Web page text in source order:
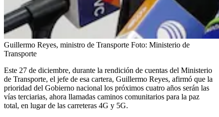
Guillermo Reyes, ministro de Transporte Foto: Ministerio de
Transporte
Este 27 de diciembre, durante la rendición de cuentas del Ministerio
de Transporte, el jefe de esa cartera, Guillermo Reyes, afirmó que la
prioridad del Gobierno nacional los próximos cuatro años serán las
vías terciarias, ahora llamadas caminos comunitarios para la paz
total, en lugar de las carreteras 4G y 5G.